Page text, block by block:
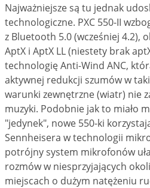
Najważniejsze są tu jednak
technologiczne. PXC 550-II
z Bluetooth 5.0 (wcześniej 4.2),
AptX i AptX LL (niestety brak
technologię Anti-Wind ANC,
aktywnej redukcji szumów w
warunki zewnętrzne (wiatr) nie
muzyki. Podobnie jak to miało
"jedynek", nowe 550-ki
Sennheisera w technologii
potrójny system mikrofonów
rozmów w niesprzyjających
miejscach o dużym natężeniu